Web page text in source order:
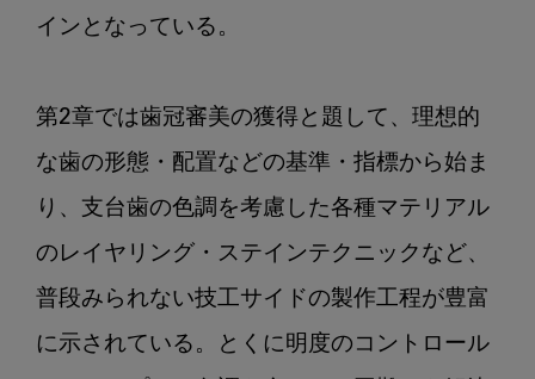
インとなっている。
第2章では歯冠審美の獲得と題して、理想的
な歯の形態・配置などの基準・指標から始ま
り、支台歯の色調を考慮した各種マテリアル
のレイヤリング・ステインテクニックなど、
普段みられない技工サイドの製作工程が豊富
に示されている。とくに明度のコントロール